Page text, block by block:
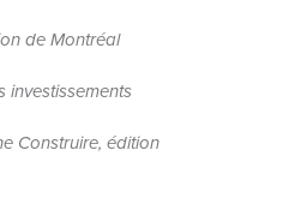
de Montréal
investissements
Construire, édition